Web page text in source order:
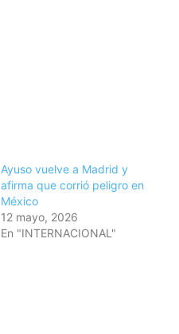
Ayuso vuelve a Madrid y
afirma que corrió peligro en
México
12 mayo, 2026
En "INTERNACIONAL"